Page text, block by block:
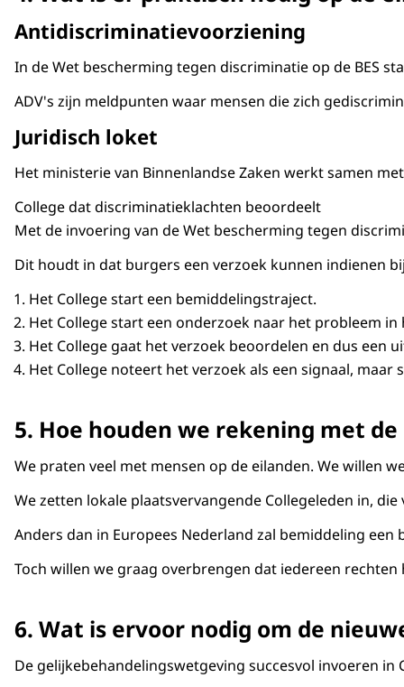
Antidiscriminatievoorziening
In de Wet bescherming tegen discriminatie op de BES
ADV's zijn meldpunten waar mensen die zich
Juridisch loket
Het ministerie van Binnenlandse Zaken werkt samen
College dat discriminatieklachten beoordeelt
Met de invoering van de Wet bescherming tegen
Dit houdt in dat burgers een verzoek kunnen indienen
Het College start een bemiddelingstraject.
Het College start een onderzoek naar het probleem
Het College gaat het verzoek beoordelen en dus een
Het College noteert het verzoek als een signaal,
5. Hoe houden we rekening met
We praten veel met mensen op de eilanden. We willen
We zetten lokale plaatsvervangende Collegeleden in,
Anders dan in Europees Nederland zal bemiddeling
Toch willen we graag overbrengen dat iedereen
6. Wat is ervoor nodig om de
De gelijkebehandelingswetgeving succesvol invoeren